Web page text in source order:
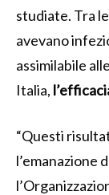
studiate. Tra
avevano
assimilabile
Italia,
“Questi
l’emanazione